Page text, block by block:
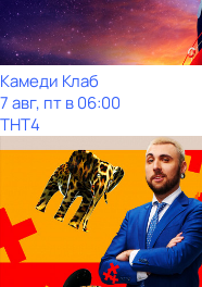
Камеди Клаб
7 авг, пт в 06:00
ТНТ4